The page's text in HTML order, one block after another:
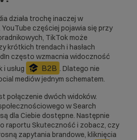
działa trochę inaczej w
częściej pojawia się przy
TikTok może
krótkich trendach i hasłach
często wzmacnia widoczność
usług
B2B . Dlatego nie
mediów jednym schematem.
połączenie dwóch widoków.
w Search
dla Ciebie dostępne. Następnie
raportu Skuteczność i zobacz, czy
zapytania brandowe, kliknięcia